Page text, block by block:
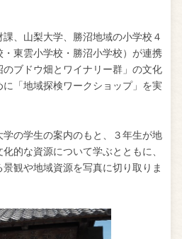
、山梨大学、勝沼地域の小学校４
東雲小学校・勝沼小学校）が連携
ブドウ畑とワイナリー群」の文化
「地域探検ワークショップ」を実
の学生の案内のもと、３年生が地
的な資源について学ぶとともに、
観や地域資源を写真に切り取りま